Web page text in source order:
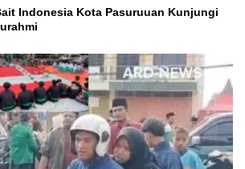
Indonesia Kota Pasuruuan Kunjungi